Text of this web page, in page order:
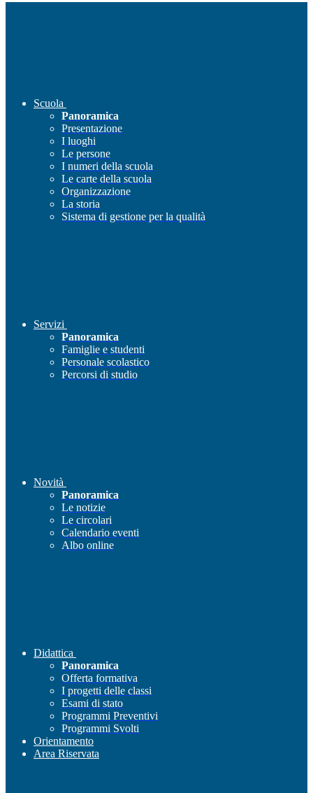
Scuola
Panoramica
Presentazione
I luoghi
Le persone
I numeri della scuola
Le carte della scuola
Organizzazione
La storia
Sistema di gestione per la qualità
Servizi
Panoramica
Famiglie e studenti
Personale scolastico
Percorsi di studio
Novità
Panoramica
Le notizie
Le circolari
Calendario eventi
Albo online
Didattica
Panoramica
Offerta formativa
I progetti delle classi
Esami di stato
Programmi Preventivi
Programmi Svolti
Orientamento
Area Riservata